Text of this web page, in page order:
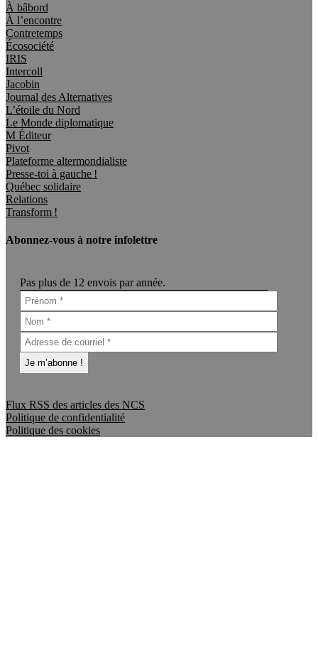
À bâbord
À l’encontre
Contretemps
Écosociété
IRIS
Intercoll
Jacobin
Journal des Alternatives
L’étoile du Nord
Le Monde diplomatique
M Éditeur
Pivot
Plateforme altermondialiste
Presse-toi à gauche !
Québec solidaire
Relations
Transform !
Abonnez-vous à notre infolettre
Pas plus de 12 envois par année.
Flux RSS des articles des NCS
Politique de confidentialité
Politique des cookies